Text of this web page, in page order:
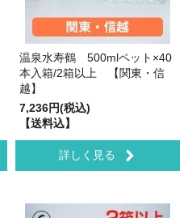
温泉水寿鶴 500mlペット×40
本入箱/2箱以上 【関東・信
越】
7,236円(税込)
【送料込】
詳しく見る